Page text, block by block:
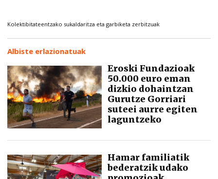
Kolektibitateentzako sukaldaritza eta garbiketa zerbitzuak
Albiste erlazionatuak
Eroski Fundazioak
50.000 euro eman
dizkio dohaintzan
Gurutze Gorriari
suteei aurre egiten
laguntzeko
Hamar familiatik
bederatzik udako